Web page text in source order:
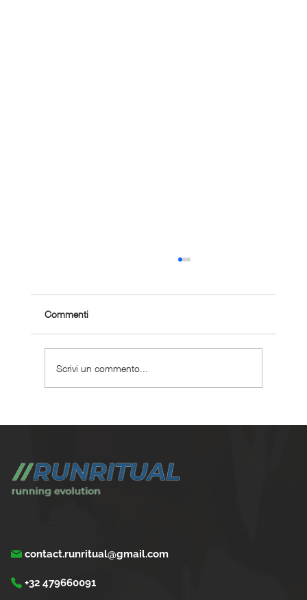
Commenti
Scrivi un commento...
contact.runritual@gmail.com
+32 479660091